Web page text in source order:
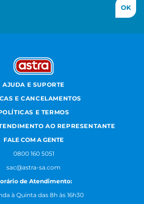
OK
AJUDA E SUPORTE
E CANCELAMENTOS
E TERMOS
AO REPRESENTANTE
FALE COM A GENTE
0800 160 5051
sac@astra-sa.com
de Atendimento:
à Quinta das 8h às 16h30